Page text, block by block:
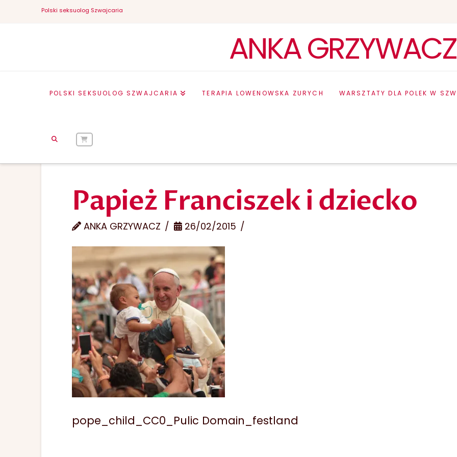
Polski seksuolog Szwajcaria
ANKA GRZYWACZ
POLSKI SEKSUOLOG SZWAJCARIA TERAPIA LOWENOWSKA ZURYCH WARSZTATY DLA POLEK W
Papież Franciszek i dziecko
ANKA GRZYWACZ 26/02/2015
pope_child_CC0_Pulic Domain_festland